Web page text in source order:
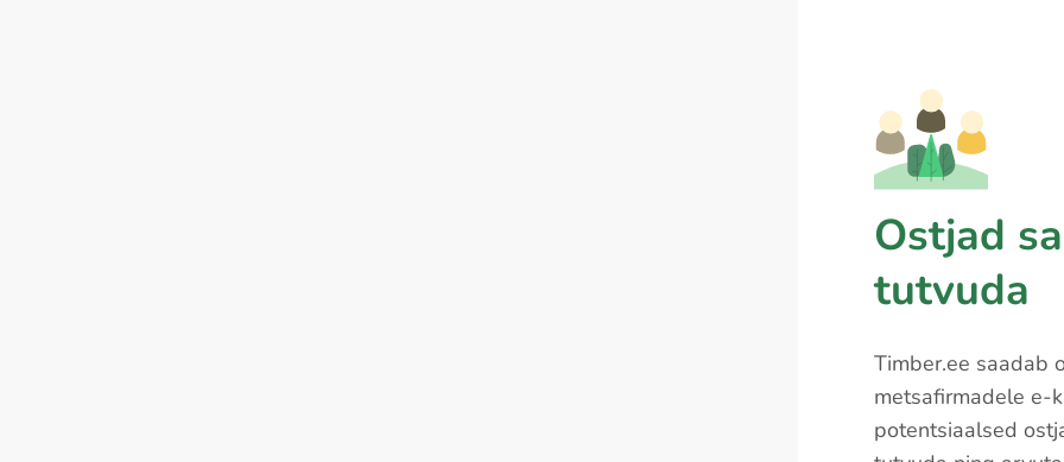
Ostjad
tutvuda
Timber.ee saadab
metsafirmadele e-
potentsiaalsed